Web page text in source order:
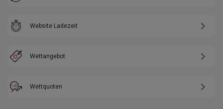
Website Ladezeit
Wettangebot
Wettquoten